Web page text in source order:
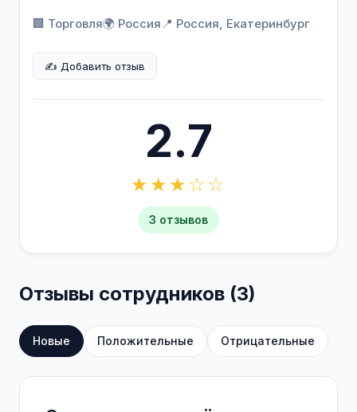
🏢 Торговля🌍 Россия📍 Россия, Екатеринбург
✍️ Добавить отзыв
2.7
★★★☆☆
3 отзывов
Отзывы сотрудников (3)
Новые Положительные Отрицательные